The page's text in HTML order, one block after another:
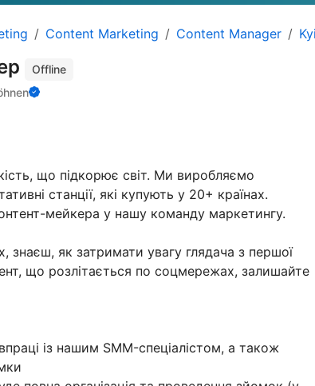
Content Marketing Content Manager
Offline
що підкорює світ. Ми виробляємо
станції, які купують у 20+ країнах.
мейкера у нашу команду маркетингу.
як затримати увагу глядача з першої
що розлітається по соцмережах, залишайте
із нашим SMM-спеціалістом, а також